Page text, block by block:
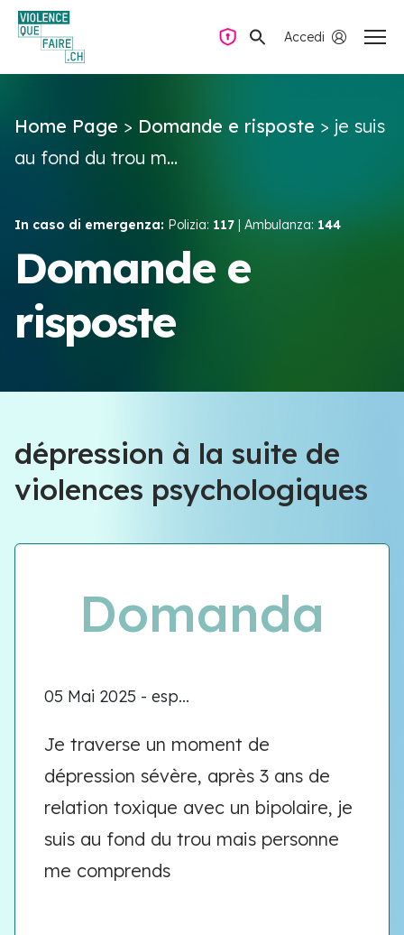
Accedi
Domande e risposte
La violenza all’interno della coppia
Risorse e campagne
Navigazione privata
Home Page > Domande e risposte > je suis
au fond du trou m...
In caso di emergenza: Polizia: 117 | Ambulanza: 144
Domande e
risposte
dépression à la suite de
violences psychologiques
Domanda
05 Mai 2025 - esp...
Je traverse un moment de
dépression sévère, après 3 ans de
relation toxique avec un bipolaire, je
suis au fond du trou mais personne
me comprends